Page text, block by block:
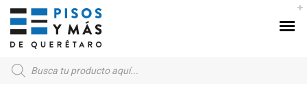
Products
search